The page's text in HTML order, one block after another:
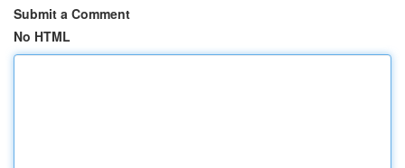
Submit a Comment
No HTML